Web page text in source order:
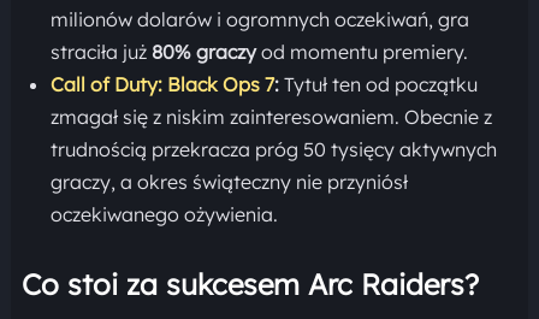
milionów dolarów i ogromnych oczekiwań, gra
straciła już 80% graczyod momentu premiery.
Call of Duty: Black Ops 7:Tytuł ten od początku
zmagał się z niskim zainteresowaniem. Obecnie z
trudnością przekracza próg 50 tysięcy aktywnych
graczy, a okres świąteczny nie przyniósł
oczekiwanego ożywienia.
Co stoi za sukcesem Arc Raiders?